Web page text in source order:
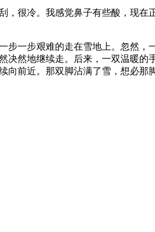
很冷。我感觉鼻子有些酸，现
一步艰难的走在雪地上。忽然
然地继续走。后来，一双温暖
前近。那双脚沾满了雪，想必那